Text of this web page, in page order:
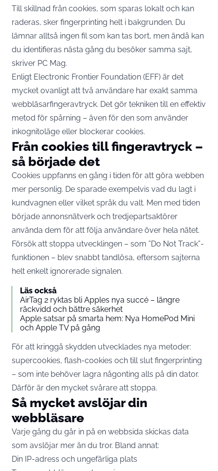
Till skillnad från cookies, som sparas lokalt och kan
raderas, sker fingerprinting helt i bakgrunden. Du
lämnar alltså ingen fil som kan tas bort, men ändå kan
du identifieras nästa gång du besöker samma sajt,
skriver PC Mag.
Enligt Electronic Frontier Foundation (EFF) är det
mycket ovanligt att två användare har exakt samma
webbläsarfingeravtryck. Det gör tekniken till en effektiv
metod för spårning – även för den som använder
inkognitoläge eller blockerar cookies.
Från cookies till fingeravtryck –
så började det
Cookies uppfanns en gång i tiden för att göra webben
mer personlig. De sparade exempelvis vad du lagt i
kundvagnen eller vilket språk du valt. Men med tiden
började annonsnätverk och tredjepartsaktörer
använda dem för att följa användare över hela nätet.
Försök att stoppa utvecklingen – som ”Do Not Track”-
funktionen – blev snabbt tandlösa, eftersom sajterna
helt enkelt ignorerade signalen.
Läs också
AirTag 2 ryktas bli Apples nya succé – längre
räckvidd och bättre säkerhet
Apple satsar på smarta hem: Nya HomePod Mini
och Apple TV på gång
För att kringgå skydden utvecklades nya metoder:
supercookies, flash-cookies och till slut fingerprinting
– som inte behöver lagra någonting alls på din dator.
Därför är den mycket svårare att stoppa.
Så mycket avslöjar din
webbläsare
Varje gång du går in på en webbsida skickas data
som avslöjar mer än du tror. Bland annat:
Din IP-adress och ungefärliga plats